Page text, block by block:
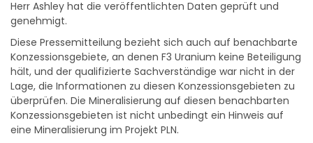
Herr Ashley hat die veröffentlichten Daten geprüft und
genehmigt.
Diese Pressemitteilung bezieht sich auch auf benachbarte
Konzessionsgebiete, an denen F3 Uranium keine Beteiligung
hält, und der qualifizierte Sachverständige war nicht in der
Lage, die Informationen zu diesen Konzessionsgebieten zu
überprüfen. Die Mineralisierung auf diesen benachbarten
Konzessionsgebieten ist nicht unbedingt ein Hinweis auf
eine Mineralisierung im Projekt PLN.